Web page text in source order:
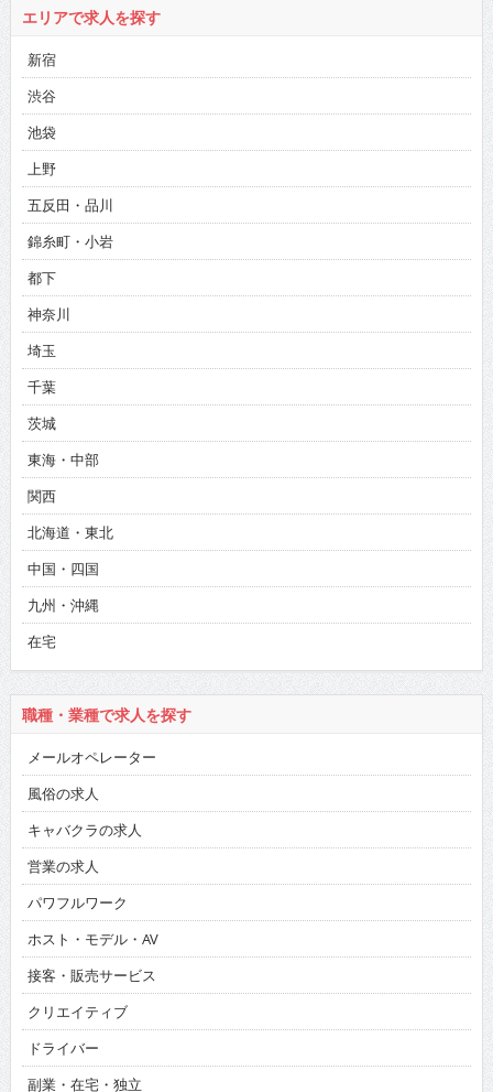
エリアで求人を探す
新宿
渋谷
池袋
上野
五反田・品川
錦糸町・小岩
都下
神奈川
埼玉
千葉
茨城
東海・中部
関西
北海道・東北
中国・四国
九州・沖縄
在宅
職種・業種で求人を探す
メールオペレーター
風俗の求人
キャバクラの求人
営業の求人
パワフルワーク
ホスト・モデル・AV
接客・販売サービス
クリエイティブ
ドライバー
副業・在宅・独立